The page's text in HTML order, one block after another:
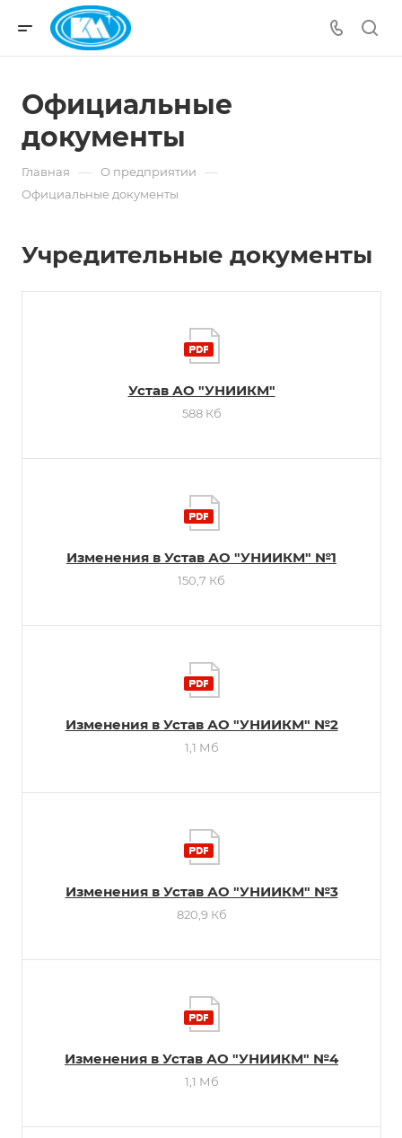
Официальные
документы
Главная — О предприятии —
Официальные документы
Учредительные документы
Устав АО "УНИИКМ"
588 Кб
Изменения в Устав АО "УНИИКМ" №1
150,7 Кб
Изменения в Устав АО "УНИИКМ" №2
1,1 Мб
Изменения в Устав АО "УНИИКМ" №3
820,9 Кб
Изменения в Устав АО "УНИИКМ" №4
1,1 Мб